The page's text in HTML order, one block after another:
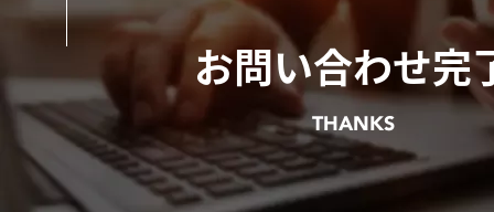
お問い合わせ完
THANKS